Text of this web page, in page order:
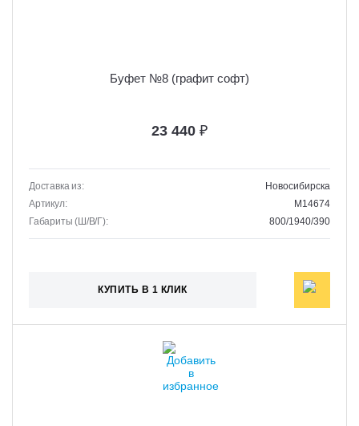
Буфет №8 (графит софт)
23 440 ₽
Доставка из:
Новосибирска
Артикул:
M14674
Габариты (Ш/В/Г):
800/1940/390
КУПИТЬ В 1 КЛИК